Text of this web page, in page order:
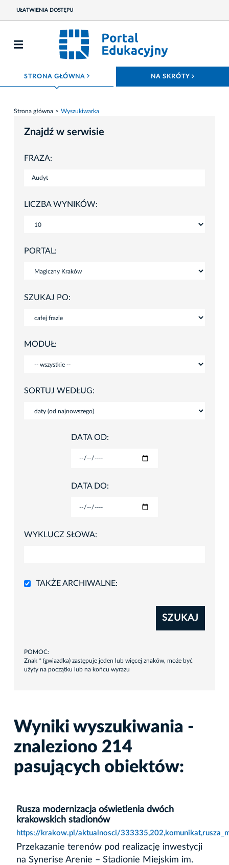
UŁATWIENIA DOSTĘPU
STRONA GŁÓWNA ROZWIŃ MENU NA SKRÓTY
Strona główna Wyszukiwarka
Znajdź w serwisie
FRAZA:
LICZBA WYNIKÓW:
PORTAL:
SZUKAJ PO:
MODUŁ:
SORTUJ WEDŁUG:
DATA OD:
DATA DO:
WYKLUCZ SŁOWA:
TAKŻE ARCHIWALNE:
SZUKAJ
POMOC:
Znak * (gwiazdka) zastępuje jeden lub więcej znaków, może być
użyty na początku lub na końcu wyrazu
Wyniki wyszukiwania -
znaleziono 214
pasujących obiektów:
Rusza modernizacja oświetlenia dwóch
krakowskich stadionów
https://krakow.pl/aktualnosci/
Przekazanie terenów pod realizację inwestycji
na Synerise Arenie – Stadionie Miejskim im.